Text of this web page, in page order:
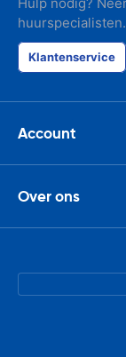
huurspecialisten.
Klantenservice
Account
Over ons